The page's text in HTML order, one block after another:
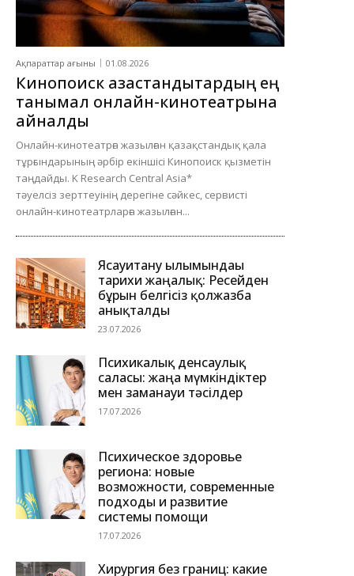
Ақпараттар ағыны 01.08.2026
Кинопоиск қазақстандықтардың ең
танымал онлайн-кинотеатрына
айналды
Онлайн-кинотеатрға жазылған қазақстандық қала
тұрғындарының әрбір екіншісі Кинопоиск қызметін
таңдайды. K Research Central Asia*
тәуелсіз зерттеуінің дерегіне сәйкес, сервисті
онлайн-кинотеатрларға жазылған...
Ясауитану ғылымындағы
тарихи жаңалық: Ресейден
бұрын белгісіз қолжазба
анықталды
23.07.2026
Психикалық денсаулық
саласы: жаңа мүмкіндіктер
мен заманауи тәсілдер
17.07.2026
Психическое здоровье
региона: новые
возможности, современные
подходы и развитие
системы помощи
17.07.2026
Хирургия без границ: какие